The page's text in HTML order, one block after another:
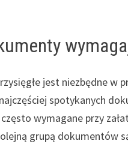
jest niezbędne
spotykanych
wymagane przy
grupą dokumentów